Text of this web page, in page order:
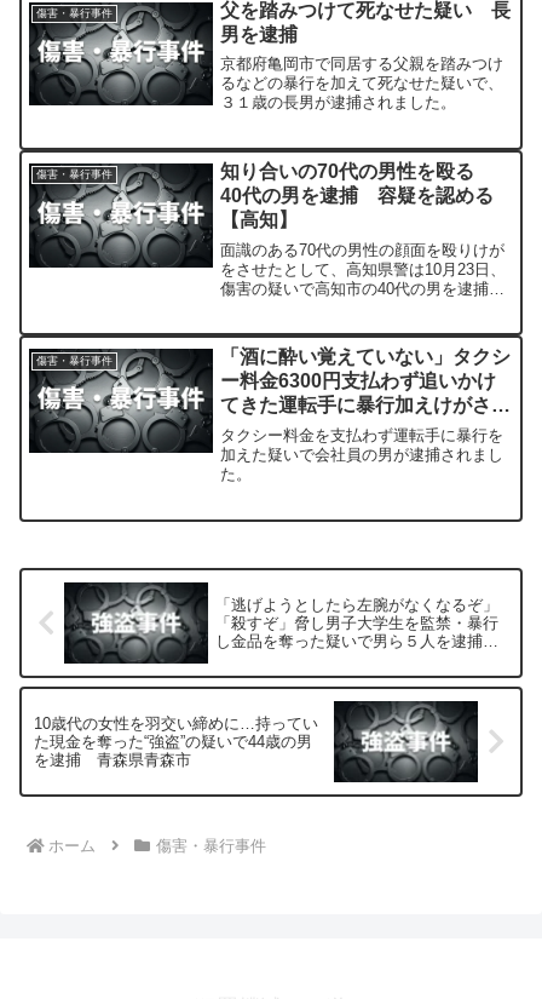
傷害・暴行事件
父を踏みつけて死なせた疑い 長
男を逮捕
京都府亀岡市で同居する父親を踏みつけ
るなどの暴行を加えて死なせた疑いで、
３１歳の長男が逮捕されました。
傷害・暴行事件
知り合いの70代の男性を殴る
40代の男を逮捕 容疑を認める
【高知】
面識のある70代の男性の顔面を殴りけが
をさせたとして、高知県警は10月23日、
傷害の疑いで高知市の40代の男を逮捕し
傷害・暴行事件
「酒に酔い覚えていない」タクシ
ー料金6300円支払わず追いかけ
てきた運転手に暴行加えけがさせ
たか 望月祐太容疑者（43）逮
捕
タクシー料金を支払わず運転手に暴行を
加えた疑いで会社員の男が逮捕されまし
た。
「逃げようとしたら左腕がなくなるぞ」
「殺すぞ」脅し男子大学生を監禁・暴行
し金品を奪った疑いで男ら５人を逮捕
10歳代の女性を羽交い締めに…持ってい
た現金を奪った“強盗”の疑いで44歳の男
を逮捕 青森県青森市
ホーム 傷害・暴行事件